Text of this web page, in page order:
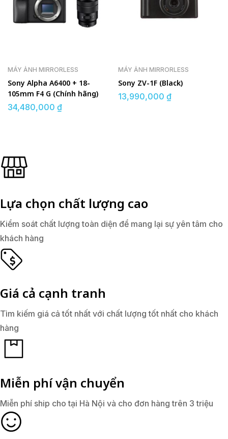
MÁY ẢNH MIRRORLESS
Sony Alpha A6400 + 18-
105mm F4 G (Chính hãng)
34,480,000 ₫
MÁY ẢNH MIRRORLESS
Sony ZV-1F (Black)
13,990,000 ₫
Lựa chọn chất lượng cao
Kiểm soát chất lượng toàn diện để mang lại sự yên tâm cho
khách hàng
Giá cả cạnh tranh
Tìm kiếm giá cả tốt nhất với chất lượng tốt nhất cho khách
hàng
Miễn phí vận chuyển
Miễn phí ship cho tại Hà Nội và cho đơn hàng trên 3 triệu